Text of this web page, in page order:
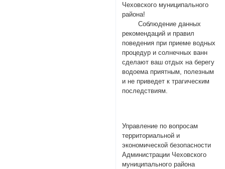
Чеховского муниципального
района!
Соблюдение данных
рекомендаций и правил
поведения при приеме водных
процедур и солнечных ванн
сделают ваш отдых на берегу
водоема приятным, полезным
и не приведет к трагическим
последствиям.
Управление по вопросам
территориальной и
экономической безопасности
Администрации Чеховского
муниципального района